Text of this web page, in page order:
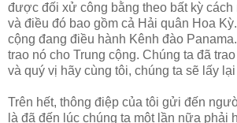
được đối xử công bằng theo bất kỳ cách
và điều đó bao gồm cả Hải quân Hoa
cộng đang điều hành Kênh đào
trao nó cho Trung cộng. Chúng ta đã
và quý vị hãy cùng tôi, chúng ta sẽ lấy lại
Trên hết, thông điệp của tôi gửi đến
là đã đến lúc chúng ta một lần nữa phải